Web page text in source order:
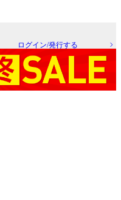
ログイン/発行する